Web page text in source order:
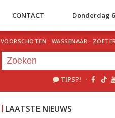
CONTACT Donderdag
VOORSCHOTEN · WASSENAAR ·
TIPS?! ·
LAATSTE NIEUWS